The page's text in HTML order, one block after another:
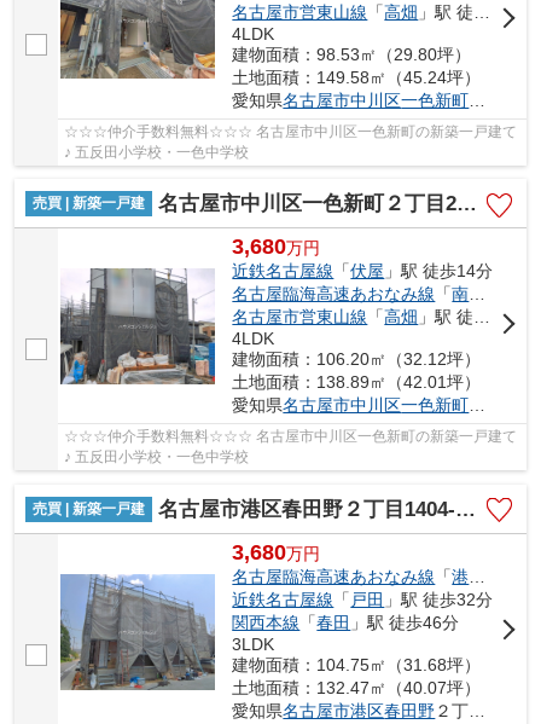
名古屋市営東山線 「高畑 」駅 徒歩42分
4LDK
建物面積：98.53㎡（29.80坪）
土地面積：149.58㎡（45.24坪）
愛知県名古屋市中川区一色新町
☆☆☆仲介手数料無料☆☆☆ 名古屋市中川区一色新町の新築一戸建て
♪ 五反田小学校・一色中学校
売買 | 新築一戸建 名古屋市中川区一色新町２丁目205【仲介手数料無料】新築一戸建て 4号棟
3,680万円
近鉄名古屋線 「伏屋 」駅 徒歩14分
名古屋臨海高速あおなみ線 「南荒子
名古屋市営東山線 「高畑 」駅 徒歩42分
4LDK
建物面積：106.20㎡（32.12坪）
土地面積：138.89㎡（42.01坪）
愛知県名古屋市中川区一色新町２丁目
☆☆☆仲介手数料無料☆☆☆ 名古屋市中川区一色新町の新築一戸建て
♪ 五反田小学校・一色中学校
売買 | 新築一戸建 名古屋市港区春田野２丁目1404-1【仲介手数料無料】新築一戸建て 1号棟
3,680万円
名古屋臨海高速あおなみ線 「港北
近鉄名古屋線 「 戸田 」駅 徒歩32分
関西本線 「春田 」駅 徒歩46分
3LDK
建物面積：104.75㎡（31.68坪）
土地面積：132.47㎡（40.07坪）
愛知県名古屋市港区春田野２丁目1404-1